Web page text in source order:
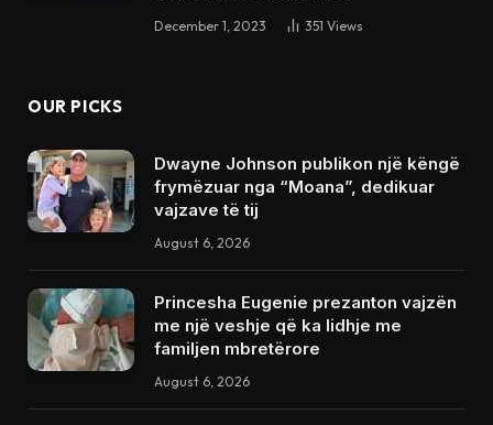
December 1, 2023 351 Views
OUR PICKS
Dwayne Johnson publikon një këngë
frymëzuar nga “Moana”, dedikuar
vajzave të tij
August 6, 2026
Princesha Eugenie prezanton vajzën
me një veshje që ka lidhje me
familjen mbretërore
August 6, 2026